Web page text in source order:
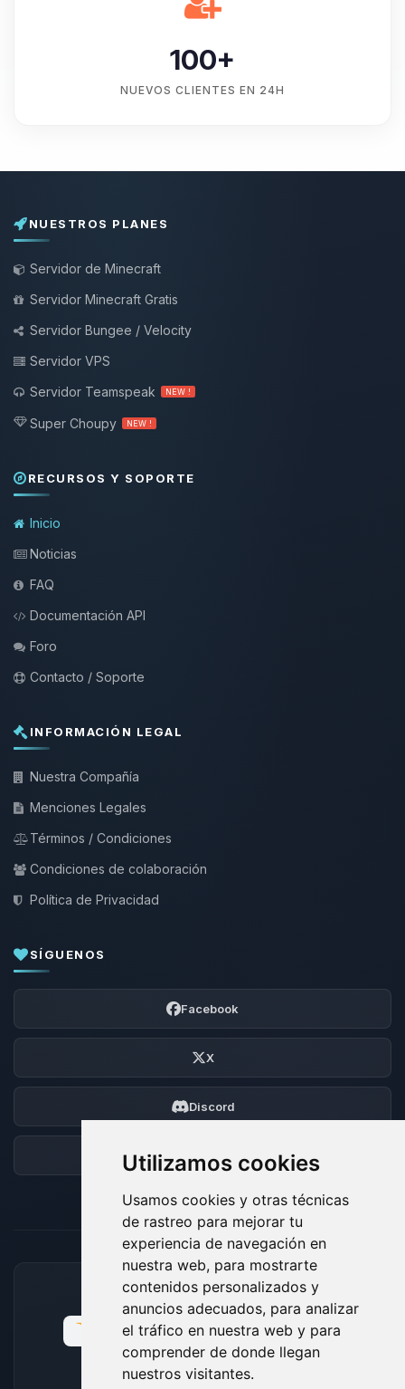
Utilizamos cookies
Usamos cookies y otras técnicas
de rastreo para mejorar tu
experiencia de navegación en
nuestra web, para mostrarte
contenidos personalizados y
anuncios adecuados, para analizar
el tráfico en nuestra web y para
comprender de donde llegan
nuestros visitantes.
100+
NUEVOS CLIENTES EN 24H
NUESTROS PLANES
Servidor de Minecraft
Servidor Minecraft Gratis
Servidor Bungee / Velocity
Servidor VPS
Servidor Teamspeak
NEW !
Super Choupy NEW !
RECURSOS Y SOPORTE
Inicio
Noticias
FAQ
Documentación API
Foro
Contacto / Soporte
INFORMACIÓN LEGAL
Nuestra Compañía
Menciones Legales
Términos / Condiciones
Condiciones de colaboración
Política de Privacidad
SÍGUENOS
Facebook
X
Discord
Foro
MÉTODOS DE PAGO ACEPTADOS